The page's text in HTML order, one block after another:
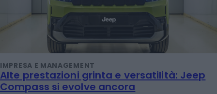
IMPRESA E MANAGEMENT
Alte prestazioni grinta e versatilità: Jeep
Compass si evolve ancora